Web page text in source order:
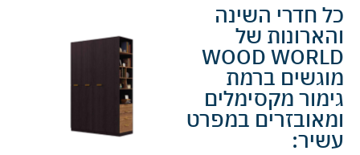
כל חדרי השינה
והארונות של
WOOD WORLD
מוגשים ברמת
גימור מקסימלים
ומאובזרים במפרט
עשיר: